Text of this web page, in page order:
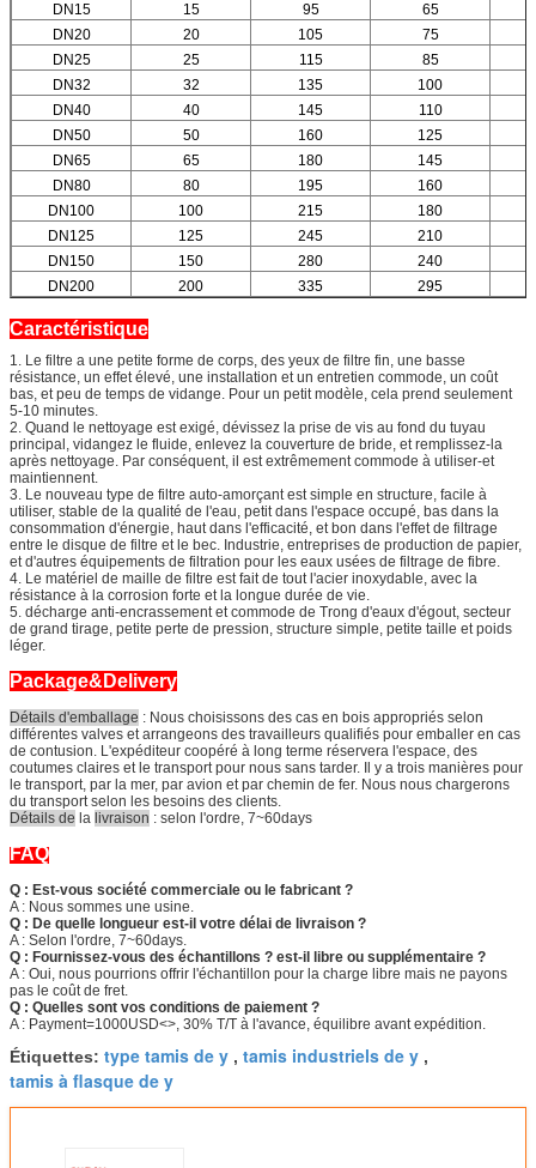
DN15
15 95
65
DN20
20 105
75
DN25
25 115
85
DN32
32 135
100
DN40
40 145
110
DN50
50 160
125
DN65
65 180
145
DN80
80 195
160
DN100
100 215
180
DN125
125 245
210
DN150
150 280
240
DN200
200 335 295
Caractéristique
1. Le filtre a une petite forme de corps, des yeux de filtre fin, une basse
résistance, un effet élevé, une installation et un entretien commode, un coût
bas, et peu de temps de vidange. Pour un petit modèle, cela prend seulement
5-10 minutes.
2. Quand le nettoyage est exigé, dévissez la prise de vis au fond du tuyau
principal, vidangez le fluide, enlevez la couverture de bride, et remplissez-la
après nettoyage. Par conséquent, il est extrêmement commode à utiliser-et
maintiennent.
3. Le nouveau type de filtre auto-amorçant est simple en structure, facile à
utiliser, stable de la qualité de l'eau, petit dans l'espace occupé, bas dans la
consommation d'énergie, haut dans l'efficacité, et bon dans l'effet de filtrage
entre le disque de filtre et le bec. Industrie, entreprises de production de papier,
et d'autres équipements de filtration pour les eaux usées de filtrage de fibre.
4. Le matériel de maille de filtre est fait de tout l'acier inoxydable, avec la
résistance à la corrosion forte et la longue durée de vie.
5. décharge anti-encrassement et commode de Trong d'eaux d'égout, secteur
de grand tirage, petite perte de pression, structure simple, petite taille et poids
léger.
Package&Delivery
Détails d'emballage : Nous choisissons des cas en bois appropriés selon
différentes valves et arrangeons des travailleurs qualifiés pour emballer en cas
de contusion. L'expéditeur coopéré à long terme réservera l'espace, des
coutumes claires et le transport pour nous sans tarder. Il y a trois manières pour
le transport, par la mer, par avion et par chemin de fer. Nous nous chargerons
du transport selon les besoins des clients.
Détails de la livraison : selon l'ordre, 7~60days
FAQ
Q : Est-vous société commerciale ou le fabricant ?
A : Nous sommes une usine.
Q : De quelle longueur est-il votre délai de livraison ?
A : Selon l'ordre, 7~60days.
Q : Fournissez-vous des échantillons ? est-il libre ou supplémentaire ?
A : Oui, nous pourrions offrir l'échantillon pour la charge libre mais ne payons
pas le coût de fret.
Q : Quelles sont vos conditions de paiement ?
A : Payment=1000USD<>, 30% T/T à l'avance, équilibre avant expédition.
Étiquettes: type tamis de y , tamis industriels de y ,
tamis à flasque de y